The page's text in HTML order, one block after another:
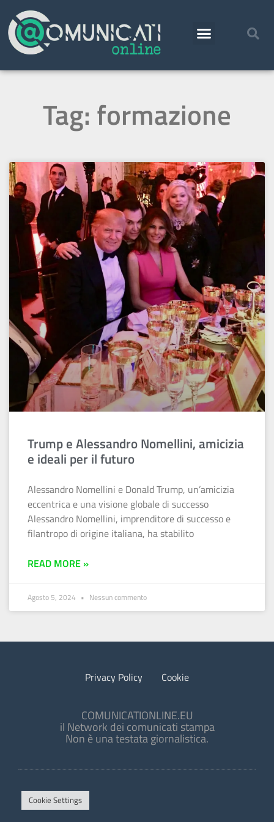
Tag: formazione
Trump e Alessandro Nomellini, amicizia
e ideali per il futuro
Alessandro Nomellini e Donald Trump, un’amicizia
eccentrica e una visione globale di successo
Alessandro Nomellini, imprenditore di successo e
filantropo di origine italiana, ha stabilito
READ MORE »
Agosto 5, 2024 Nessun commento
Privacy Policy Cookie
COMUNICATIONLINE.EU
il Network dei comunicati stampa
Non è una testata giornalistica.
Cookie Settings